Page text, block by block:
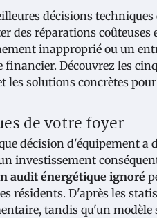
décisions
des réparations
inapproprié ou un
Découvrez les
les solutions concrètes
de votre foyer
décision d'équipement a
investissement
audit énergétique ignoré
résidents. D'après les
tandis qu'un